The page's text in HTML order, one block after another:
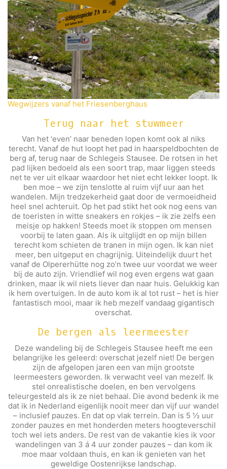
Wegwijzers vanaf het Friesenberghaus
Terug naar het stuwmeer
Van het ‘even’ naar beneden lopen komt ook al niks
terecht. Vanaf de hut loopt het pad in haarspeldbochten de
berg af, terug naar de Schlegeis Stausee. De rotsen in het
pad lijken bedoeld als een soort trap, maar liggen steeds
net te ver uit elkaar waardoor het niet echt lekker loopt. Ik
ben moe – we zijn tenslotte al ruim vijf uur aan het
wandelen. Mijn tredzekerheid gaat door de vermoeidheid
heel snel achteruit. Op het pad stikt het ook nog eens van
de toeristen in witte sneakers en rokjes – ik zie zelfs een
meisje op hakken! Steeds moet ik stoppen om mensen
voorbij te laten gaan. Als ik uitglijdt en op mijn billen
terecht kom schieten de tranen in mijn ogen. Ik kan niet
meer, ben uitgeput en chagrijnig. Uiteindelijk duurt het
vanaf de Olpererhütte nog zo’n twee uur voordat we weer
bij de auto zijn. Vriendlief wil nog even ergens wat gaan
drinken, maar ik wil niets liever dan naar huis. Gelukkig kan
ik hem overtuigen. In de auto kom ik al tot rust – het is hier
fantastisch mooi, maar ik heb mezelf vandaag gigantisch
overschat.
De bergen als leermeester
Deze wandeling bij de Schlegeis Stausee heeft me een
belangrijke les geleerd: overschat jezelf niet! De bergen
zijn de afgelopen jaren een van mijn grootste
leermeesters geworden. Ik verwacht veel van mezelf. Ik
stel onrealistische doelen, en ben vervolgens
teleurgesteld als ik ze niet behaal. Die avond bedenk ik me
dat ik in Nederland eigenlijk nooit meer dan vijf uur wandel
– inclusief pauzes. En dat op vlak terrein. Dan is 5 ½ uur
zonder pauzes en met honderden meters hoogteverschil
toch wel iets anders. De rest van de vakantie kies ik voor
wandelingen van 3 á 4 uur zonder pauzes – dan kom ik
moe maar voldaan thuis, en kan ik genieten van het
geweldige Oostenrijkse landschap.